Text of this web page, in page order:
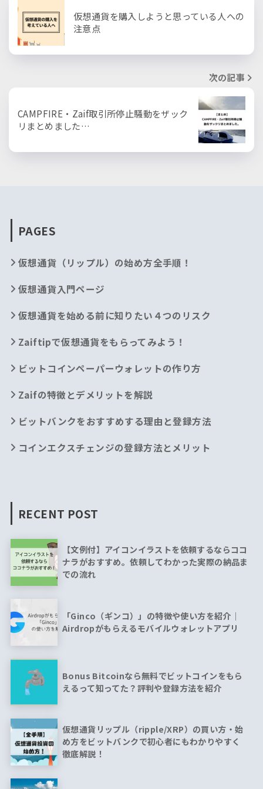
仮想通貨を購入しようと思っている人への
注意点
次の記事
CAMPFIRE・Zaif取引所停止騒動をザック
リまとめました…
PAGES
仮想通貨（リップル）の始め方全手順！
仮想通貨入門ページ
仮想通貨を始める前に知りたい４つのリスク
Zaiftipで仮想通貨をもらってみよう！
ビットコインペーパーウォレットの作り方
Zaifの特徴とデメリットを解説
ビットバンクをおすすめする理由と登録方法
コインエクスチェンジの登録方法とメリット
RECENT POST
【文例付】アイコンイラストを依頼するならココ
ナラがおすすめ。依頼してわかった実際の納品ま
での流れ
「Ginco（ギンコ）」の特徴や使い方を紹介｜
Airdropがもらえるモバイルウォレットアプリ
Bonus Bitcoinなら無料でビットコインをもら
えるって知ってた？評判や登録方法を紹介
仮想通貨リップル（ripple/XRP）の買い方・始
め方をビットバンクで初心者にもわかりやすく
徹底解説！